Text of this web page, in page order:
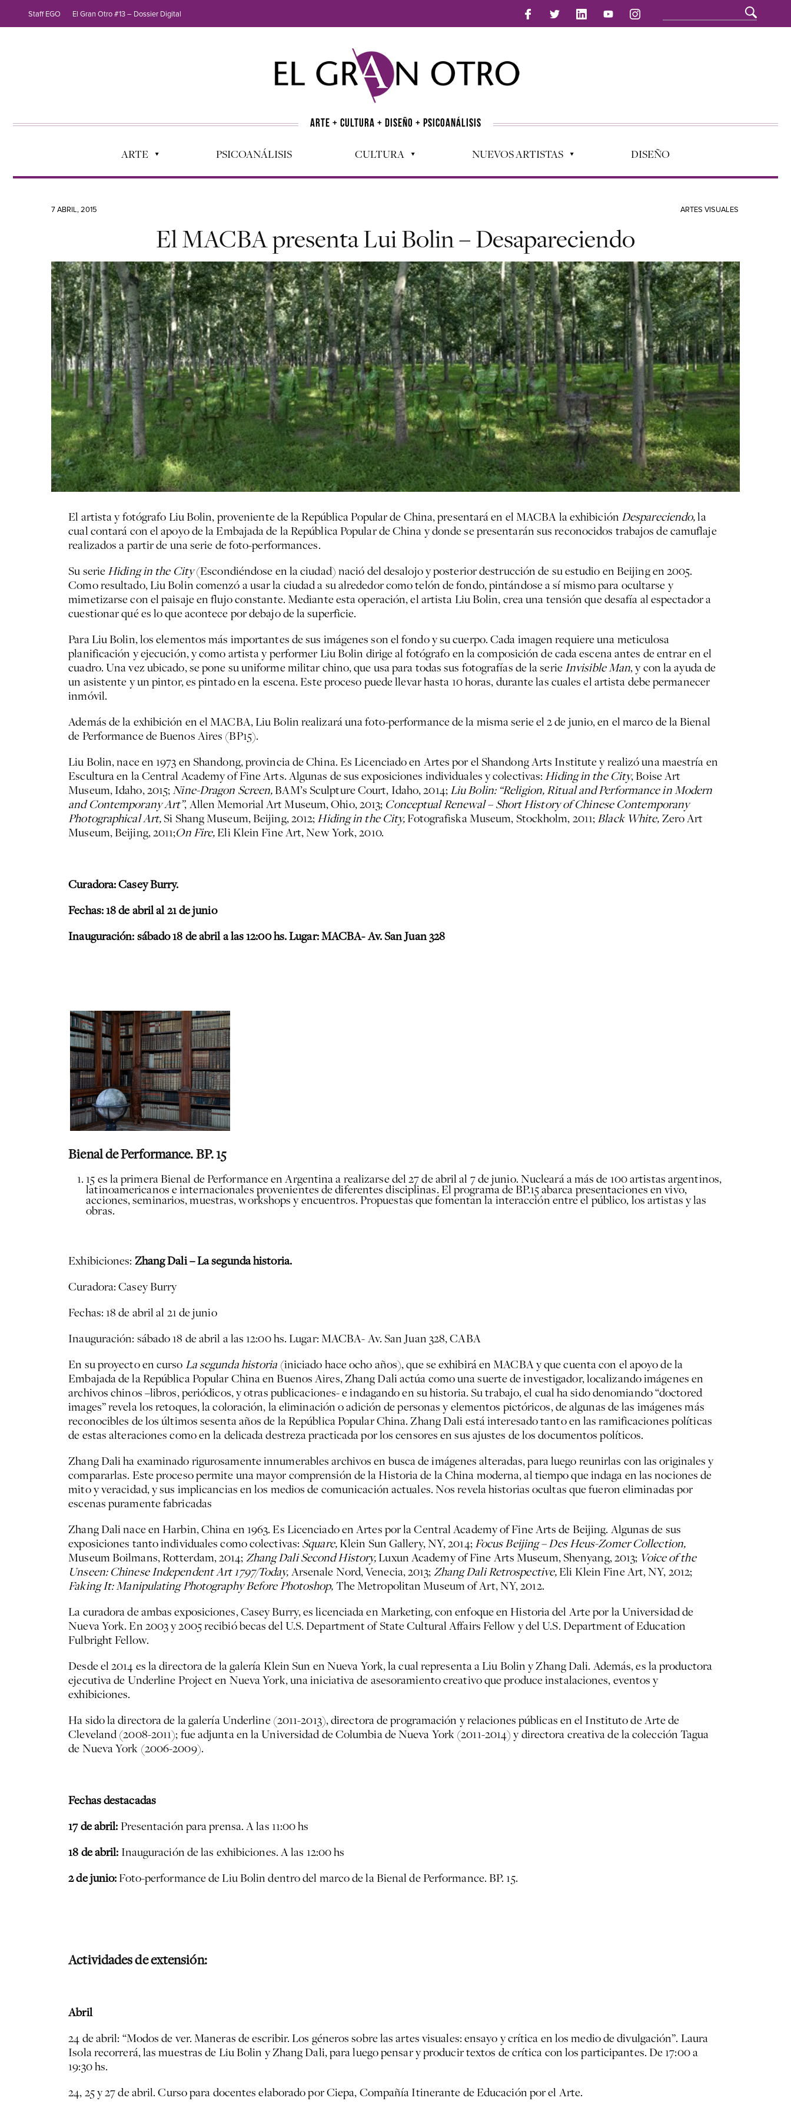
Staff EGO El Gran Otro #13 – Dossier Digital
ARTE + CULTURA + DISEÑO + PSICOANÁLISIS
ARTE PSICOANÁLISIS CULTURA NUEVOS ARTISTAS DISEÑO
7 ABRIL, 2015 ARTES VISUALES
El MACBA presenta Lui Bolin – Desapareciendo
El artista y fotógrafo Liu Bolin, proveniente de la República Popular de China, presentará en el MACBA la exhibiciónDespareciendo,la
cual contará con el apoyo de la Embajada de la República Popular de China y donde se presentarán sus reconocidos trabajos de camuflaje
realizados a partir de una serie de foto-performances.
Su serieHiding in the City(Escondiéndose en la ciudad) nació del desalojo y posterior destrucción de su estudio en Beijing en 2005.
Como resultado, Liu Bolin comenzó a usar la ciudad a su alrededor como telón de fondo, pintándose a sí mismo para ocultarse y
mimetizarse con el paisaje en flujo constante. Mediante esta operación, el artista Liu Bolin, crea una tensión que desafía al espectador a
cuestionar qué es lo que acontece por debajo de la superficie.
Para Liu Bolin, los elementos más importantes de sus imágenes son el fondo y su cuerpo. Cada imagen requiere una meticulosa
planificación y ejecución, y como artista y performer Liu Bolin dirige al fotógrafo en la composición de cada escena antes de entrar en el
cuadro. Una vez ubicado, se pone su uniforme militar chino, que usa para todas sus fotografías de la serieInvisible Man, y con la ayuda de
un asistente y un pintor, es pintado en la escena. Este proceso puede llevar hasta 10 horas, durante las cuales el artista debe permanecer
inmóvil.
Además de la exhibición en el MACBA, Liu Bolin realizará una foto-performance de la misma serie el 2 de junio, en el marco de la Bienal
de Performance de Buenos Aires (BP15).
Liu Bolin, nace en 1973 en Shandong, provincia de China. Es Licenciado en Artes por el Shandong Arts Institute y realizó una maestría en
Escultura en la Central Academy of Fine Arts. Algunas de sus exposiciones individuales y colectivas:Hiding in the City, Boise Art
Museum, Idaho, 2015;Nine-Dragon Screen,BAM’s Sculpture Court, Idaho, 2014;Liu Bolin: “Religion, Ritual and Performance in Modern
and Contemporany Art”, Allen Memorial Art Museum, Ohio, 2013; Conceptual Renewal – Short History of Chinese Contemporany
Photographical Art,Si Shang Museum, Beijing, 2012;Hiding in the City,Fotografiska Museum, Stockholm, 2011;Black White,Zero Art
Museum, Beijing, 2011;On Fire,Eli Klein Fine Art, New York, 2010.
Curadora: Casey Burry.
Fechas: 18 de abril al 21 de junio
Inauguración: sábado 18 de abril a las 12:00 hs. Lugar: MACBA- Av. San Juan 328
Bienal de Performance. BP. 15
15 es la primera Bienal de Performance en Argentina a realizarse del 27 de abril al 7 de junio. Nucleará a más de 100 artistas argentinos,
latinoamericanos e internacionales provenientes de diferentes disciplinas. El programa de BP.15 abarca presentaciones en vivo,
acciones, seminarios, muestras, workshops y encuentros. Propuestas que fomentan la interacción entre el público, los artistas y las
obras.
Exhibiciones: Zhang Dali – La segunda historia.
Curadora: Casey Burry
Fechas: 18 de abril al 21 de junio
Inauguración: sábado 18 de abril a las 12:00 hs. Lugar: MACBA- Av. San Juan 328, CABA
En su proyecto en cursoLa segunda historia (iniciado hace ocho años), que se exhibirá en MACBA y que cuenta con el apoyo de la
Embajada de la República Popular China en Buenos Aires, Zhang Dali actúa como una suerte de investigador, localizando imágenes en
archivos chinos –libros, periódicos, y otras publicaciones- e indagando en su historia. Su trabajo, el cual ha sido denomiando “doctored
images” revela los retoques, la coloración, la eliminación o adición de personas y elementos pictóricos, de algunas de las imágenes más
reconocibles de los últimos sesenta años de la República Popular China. Zhang Dali está interesado tanto en las ramificaciones políticas
de estas alteraciones como en la delicada destreza practicada por los censores en sus ajustes de los documentos políticos.
Zhang Dali ha examinado rigurosamente innumerables archivos en busca de imágenes alteradas, para luego reunirlas con las originales y
compararlas. Este proceso permite una mayor comprensión de la Historia de la China moderna, al tiempo que indaga en las nociones de
mito y veracidad, y sus implicancias en los medios de comunicación actuales. Nos revela historias ocultas que fueron eliminadas por
escenas puramente fabricadas
Zhang Dali nace en Harbin, China en 1963. Es Licenciado en Artes por la Central Academy of Fine Arts de Beijing. Algunas de sus
exposiciones tanto individuales como colectivas: Square,Klein Sun Gallery, NY, 2014;Focus Beijing – Des Heus-Zomer Collection,
Museum Boilmans, Rotterdam, 2014;Zhang Dali Second History,Luxun Academy of Fine Arts Museum, Shenyang, 2013; Voice of the
Unseen: Chinese Independent Art 1797/Today,Arsenale Nord, Venecia, 2013;Zhang Dali Retrospective,Eli Klein Fine Art, NY, 2012;
Faking It: Manipulating Photography Before Photoshop,The Metropolitan Museum of Art, NY, 2012.
La curadora de ambas exposiciones, Casey Burry, es licenciada en Marketing, con enfoque en Historia del Arte por la Universidad de
Nueva York. En 2003 y 2005 recibió becas del U.S. Department of State Cultural Affairs Fellow y del U.S. Department of Education
Fulbright Fellow.
Desde el 2014 es la directora de la galería Klein Sun en Nueva York, la cual representa a Liu Bolin y Zhang Dali. Además, es la productora
ejecutiva de Underline Project en Nueva York, una iniciativa de asesoramiento creativo que produce instalaciones, eventos y
exhibiciones.
Ha sido la directora de la galería Underline (2011-2013), directora de programación y relaciones públicas en el Instituto de Arte de
Cleveland (2008-2011); fue adjunta en la Universidad de Columbia de Nueva York (2011-2014) y directora creativa de la colección Tagua
de Nueva York (2006-2009).
Fechas destacadas
17 de abril:Presentación para prensa. A las 11:00 hs
18 de abril: Inauguración de las exhibiciones. A las 12:00 hs
2 de junio:Foto-performance de Liu Bolin dentro del marco de la Bienal de Performance. BP. 15.
Actividades de extensión:
Abril
24 de abril: “Modos de ver. Maneras de escribir. Los géneros sobre las artes visuales: ensayo y crítica en los medio de divulgación”. Laura
Isola recorrerá, las muestras de Liu Bolin y Zhang Dali, para luego pensar y producir textos de crítica con los participantes. De 17:00 a
19:30 hs.
24, 25 y 27 de abril. Curso para docentes elaborado por Ciepa, Compañía Itinerante de Educación por el Arte.